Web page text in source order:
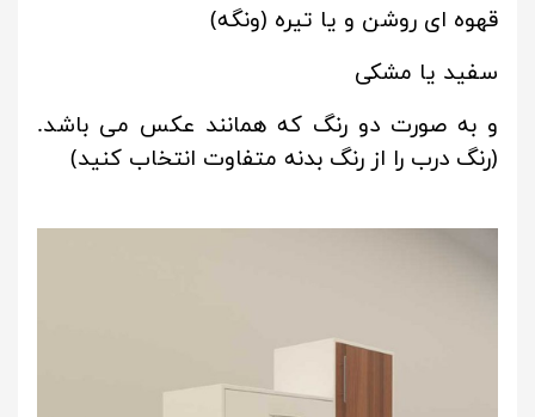
قهوه ای روشن و یا تیره (ونگه)
سفید یا مشکی
و به صورت دو رنگ که همانند عکس می باشد.
(رنگ درب را از رنگ بدنه متفاوت انتخاب کنید)